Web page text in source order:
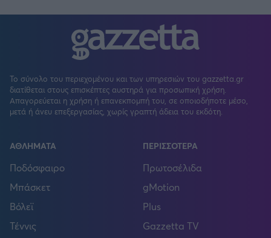
Το σύνολο του περιεχομένου και των υπηρεσιών του gazzetta.gr
διατίθεται στους επισκέπτες αυστηρά για προσωπική χρήση.
Απαγορεύεται η χρήση ή επανεκπομπή του, σε οποιοδήποτε μέσο,
μετά ή άνευ επεξεργασίας, χωρίς γραπτή άδεια του εκδότη.
ΑΘΛΗΜΑΤΑ
Ποδόσφαιρο
Μπάσκετ
Βόλεϊ
Τέννις
ΠΕΡΙΣΣΟΤΕΡΑ
Πρωτοσέλιδα
gMotion
Plus
Gazzetta TV